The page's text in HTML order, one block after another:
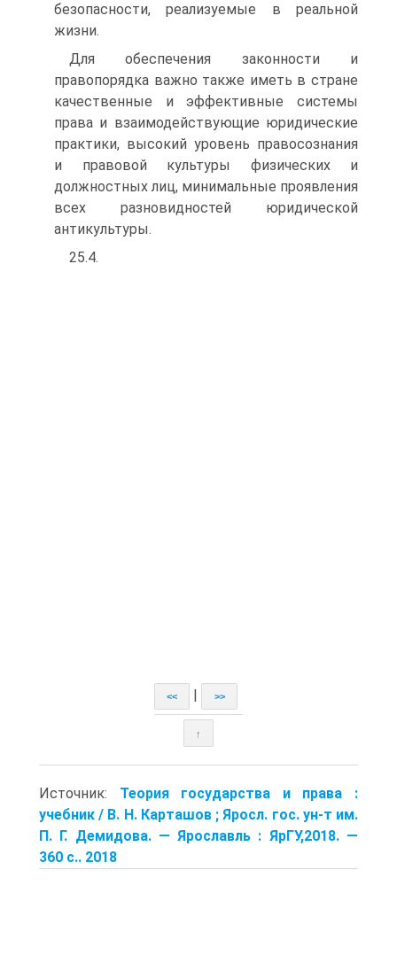
безопасности, реа­лизуемые в реальной
жизни.
Для обеспечения законности и
правопорядка важно так­же иметь в стране
качественные и эффективные системы
права и взаимодействующие юридические
практики, высокий уровень правосознания
и правовой культуры физических и
должностных лиц, минимальные проявления
всех разновидностей юридиче­ской
антикультуры.
25.4.
<< >>
↑
Источник: Теория государства и права :
учебник / В. Н. Карташов ; Яросл. гос. ун-т им.
П. Г. Демидова. — Ярославль : ЯрГУ,2018. —
360 с.. 2018